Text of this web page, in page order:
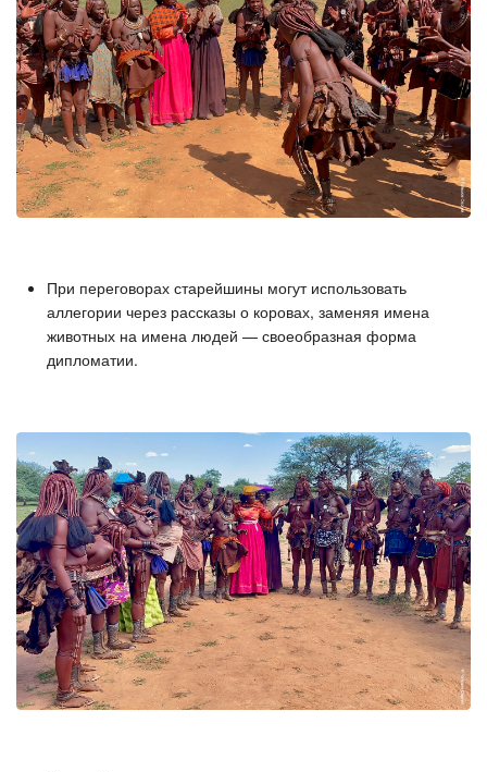
При переговорах старейшины могут использовать
аллегории через рассказы о коровах, заменяя имена
животных на имена людей — своеобразная форма
дипломатии.